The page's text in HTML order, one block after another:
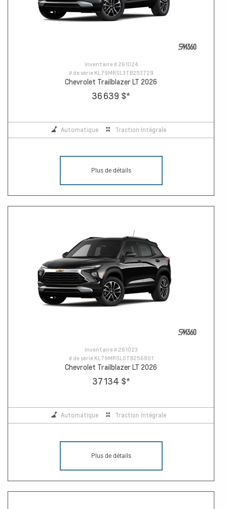
Inventaire # 261024
# de série KL79MRSL3TB253729
Chevrolet Trailblazer LT 2026
36 639 $*
Automatique Traction Intégrale
Plus de détails
Inventaire # 261023
# de série KL79MRSL0TB256801
Chevrolet Trailblazer LT 2026
37 134 $*
Automatique Traction Intégrale
Plus de détails